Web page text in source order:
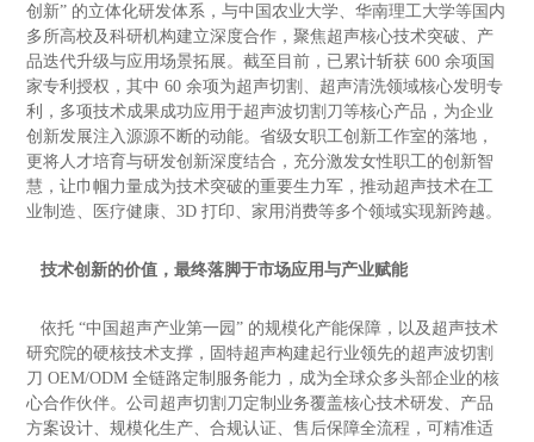
创新” 的立体化研发体系，与中国农业大学、华南理工大学等国内
多所高校及科研机构建立深度合作，聚焦超声核心技术突破、产
品迭代升级与应用场景拓展。截至目前，已累计斩获600余项国
家专利授权，其中60余项为超声切割、超声清洗领域核心发明专
利，多项技术成果成功应用于超声波切割刀等核心产品，为企业
创新发展注入源源不断的动能。省级女职工创新工作室的落地，
更将人才培育与研发创新深度结合，充分激发女性职工的创新智
慧，让巾帼力量成为技术突破的重要生力军，推动超声技术在工
业制造、医疗健康、3D打印、家用消费等多个领域实现新跨越。
技术创新的价值，最终落脚于市场应用与产业赋能
依托 “中国超声产业第一园” 的规模化产能保障，以及超声技术
研究院的硬核技术支撑，固特超声构建起行业领先的超声波切割
刀OEM/ODM全链路定制服务能力，成为全球众多头部企业的核
心合作伙伴。公司超声切割刀定制业务覆盖核心技术研发、产品
方案设计、规模化生产、合规认证、售后保障全流程，可精准适